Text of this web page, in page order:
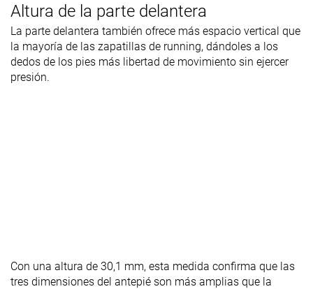
Altura de la parte delantera
La parte delantera también ofrece más espacio vertical que
la mayoría de las zapatillas de running, dándoles a los
dedos de los pies más libertad de movimiento sin ejercer
presión.
Con una altura de 30,1 mm, esta medida confirma que las
tres dimensiones del antepié son más amplias que la